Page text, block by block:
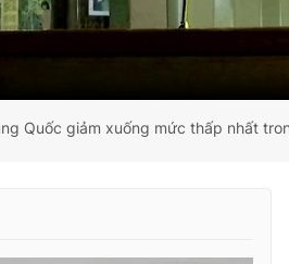
Quốc giảm xuống mức thấp nhất